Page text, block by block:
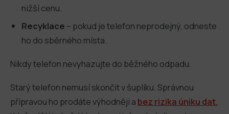
nižší cenu.
Recyklace – pokud je telefon neprodejný, odneste
ho do sběrného místa.
Nikdy telefon nevyhazujte do běžného odpadu.
Starý telefon nemusí skončit v šuplíku. Správnou
přípravou ho prodáte výhodněji a bez rizika úniku dat.